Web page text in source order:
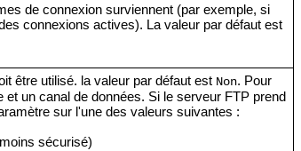
de connexion surviennent (par exemple, si
connexions actives). La valeur par défaut est
être utilisé. la valeur par défaut est Non. Pour
un canal de données. Si le serveur FTP prend
sur l'une des valeurs suivantes :
sécurisé)